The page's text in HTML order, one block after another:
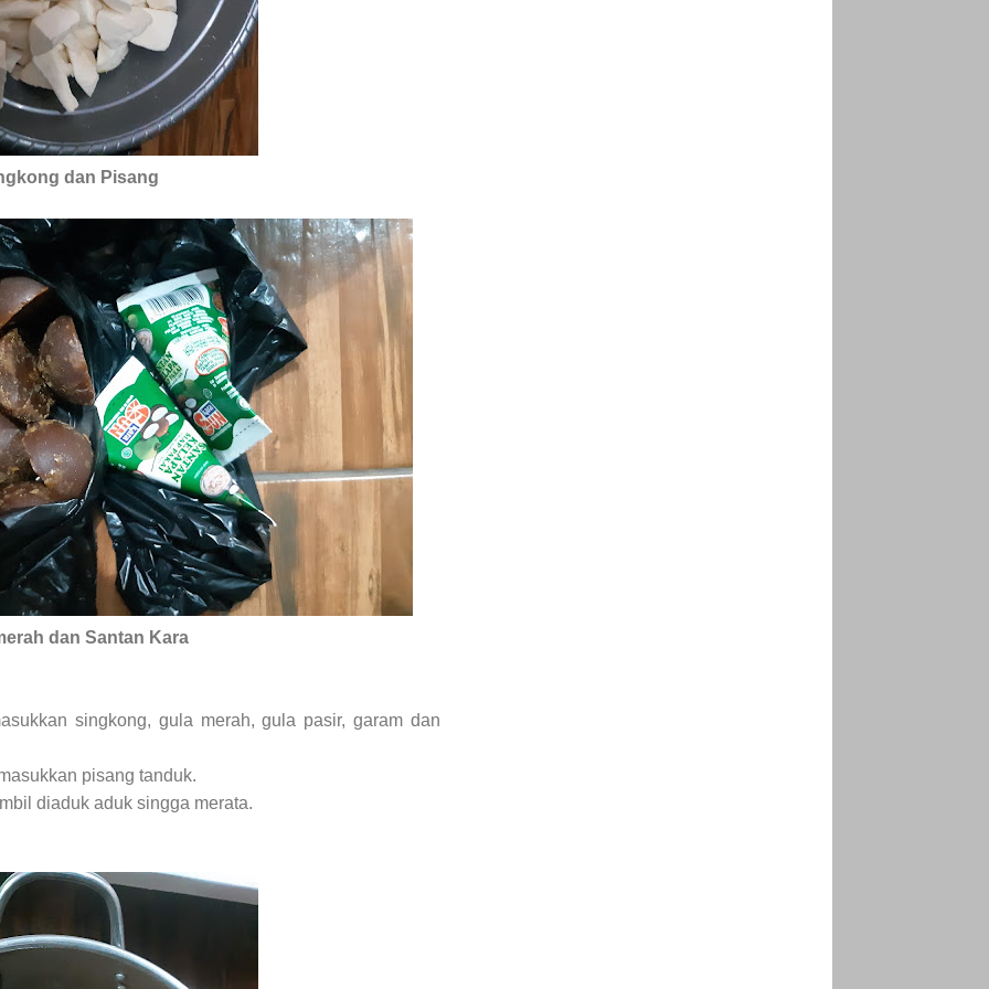
dan Pisang
dan Santan Kara
singkong, gula merah, gula pasir, garam dan
pisang tanduk.
diaduk aduk singga merata.